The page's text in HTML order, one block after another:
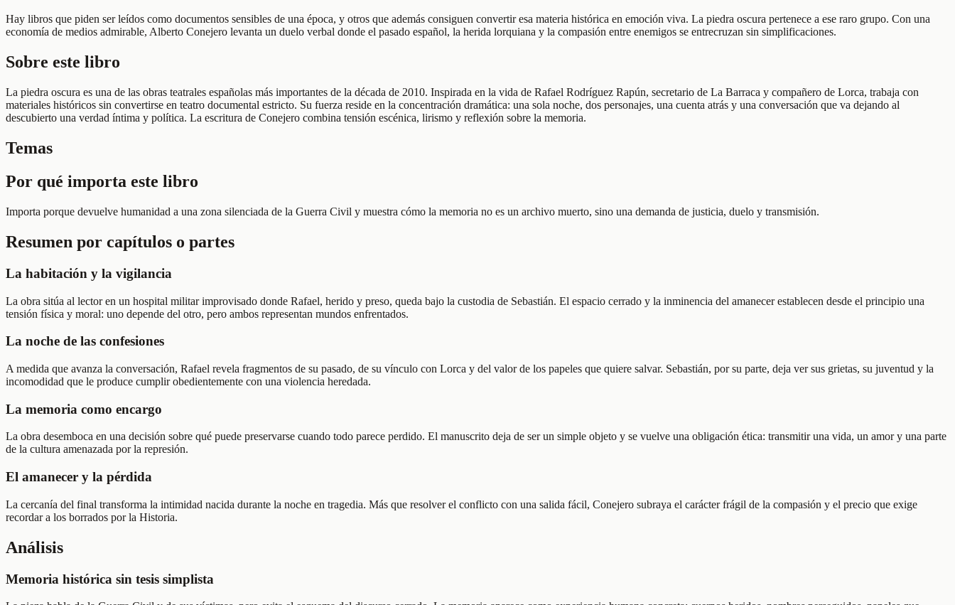
Hay libros que piden ser leídos como documentos sensibles de una época, y otros que además consiguen convertir esa materia histórica en emoción viva. La piedra oscura pertenece a ese raro grupo. Con una
economía de medios admirable, Alberto Conejero levanta un duelo verbal donde el pasado español, la herida lorquiana y la compasión entre enemigos se entrecruzan sin simplificaciones.
Sobre este libro
La piedra oscura es una de las obras teatrales españolas más importantes de la década de 2010. Inspirada en la vida de Rafael Rodríguez Rapún, secretario de La Barraca y compañero de Lorca, trabaja con
materiales históricos sin convertirse en teatro documental estricto. Su fuerza reside en la concentración dramática: una sola noche, dos personajes, una cuenta atrás y una conversación que va dejando al
descubierto una verdad íntima y política. La escritura de Conejero combina tensión escénica, lirismo y reflexión sobre la memoria.
Temas
Por qué importa este libro
Importa porque devuelve humanidad a una zona silenciada de la Guerra Civil y muestra cómo la memoria no es un archivo muerto, sino una demanda de justicia, duelo y transmisión.
Resumen por capítulos o partes
La habitación y la vigilancia
La obra sitúa al lector en un hospital militar improvisado donde Rafael, herido y preso, queda bajo la custodia de Sebastián. El espacio cerrado y la inminencia del amanecer establecen desde el principio una
tensión física y moral: uno depende del otro, pero ambos representan mundos enfrentados.
La noche de las confesiones
A medida que avanza la conversación, Rafael revela fragmentos de su pasado, de su vínculo con Lorca y del valor de los papeles que quiere salvar. Sebastián, por su parte, deja ver sus grietas, su juventud y la
incomodidad que le produce cumplir obedientemente con una violencia heredada.
La memoria como encargo
La obra desemboca en una decisión sobre qué puede preservarse cuando todo parece perdido. El manuscrito deja de ser un simple objeto y se vuelve una obligación ética: transmitir una vida, un amor y una parte
de la cultura amenazada por la represión.
El amanecer y la pérdida
La cercanía del final transforma la intimidad nacida durante la noche en tragedia. Más que resolver el conflicto con una salida fácil, Conejero subraya el carácter frágil de la compasión y el precio que exige
recordar a los borrados por la Historia.
Análisis
Memoria histórica sin tesis simplista